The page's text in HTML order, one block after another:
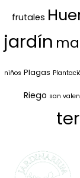
frutales
jardín
niños Plagas
Riego san